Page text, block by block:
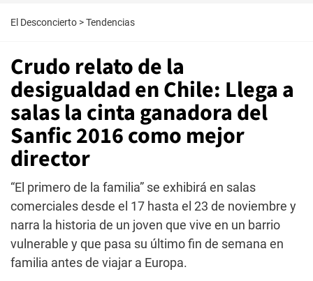
El Desconcierto >Tendencias
Crudo relato de la
desigualdad en Chile: Llega a
salas la cinta ganadora del
Sanfic 2016 como mejor
director
“El primero de la familia” se exhibirá en salas
comerciales desde el 17 hasta el 23 de noviembre y
narra la historia de un joven que vive en un barrio
vulnerable y que pasa su último fin de semana en
familia antes de viajar a Europa.